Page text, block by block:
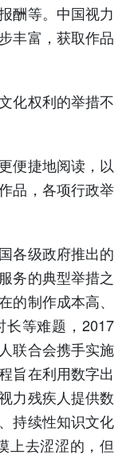
酬等。中国视力
丰富，获取作品
化权利的举措不
捷地阅读，以
品，各项行政举
各级政府推出的
务的典型举措之
的制作成本高、
长等难题，2017
联合会携手实施
旨在利用数字出
力残疾人提供数
持续性知识文化
上去涩涩的，但